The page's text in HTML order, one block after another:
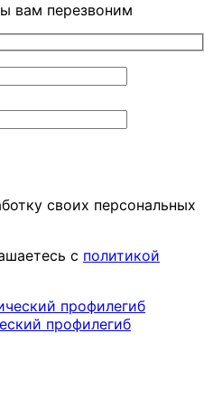
вам перезвоним
своих персональных
с политикой
профилегиб